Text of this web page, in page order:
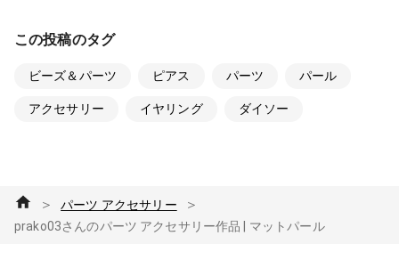
この投稿のタグ
ビーズ＆パーツ ピアス パーツ パール
アクセサリー イヤリング ダイソー
＞ パーツ アクセサリー ＞
prako03さんのパーツ アクセサリー作品 | マットパール